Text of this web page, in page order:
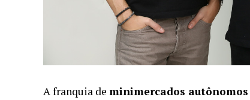
A franquia de minimercados autônomos